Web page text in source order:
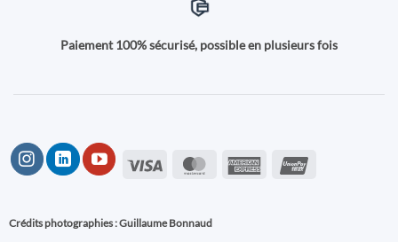
Paiement 100% sécurisé, possible en plusieurs fois
Visa MasterCardAmerican
Crédits photographies : Guillaume Bonnaud